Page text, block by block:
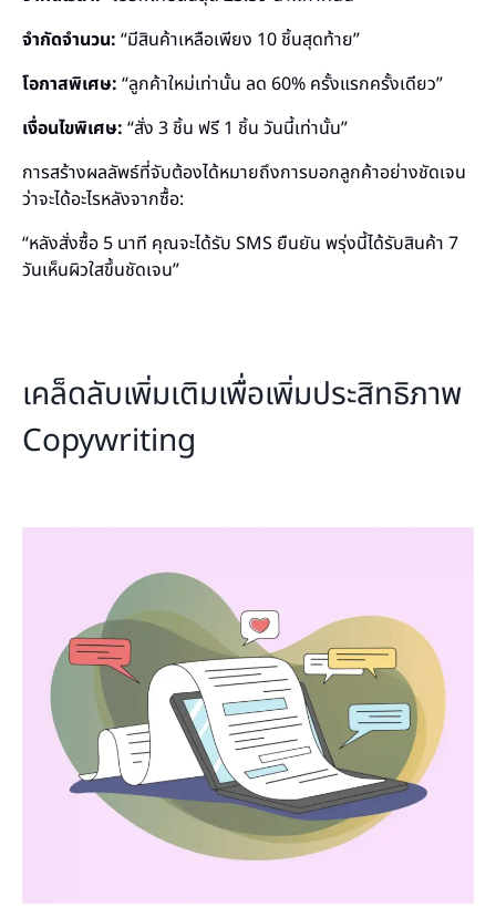
จำกัดจำนวน: “มีสินค้าเหลือเพียง 10 ชิ้นสุดท้าย”
โอกาสพิเศษ: “ลูกค้าใหม่เท่านั้น ลด 60% ครั้งแรกครั้งเดียว”
เงื่อนไขพิเศษ: “สั่ง 3 ชิ้น ฟรี 1 ชิ้น วันนี้เท่านั้น”
การสร้างผลลัพธ์ที่จับต้องได้หมายถึงการบอกลูกค้าอย่างชัดเจน
ว่าจะได้อะไรหลังจากซื้อ:
“หลังสั่งซื้อ 5 นาที คุณจะได้รับ SMS ยืนยัน พรุ่งนี้ได้รับสินค้า 7
วันเห็นผิวใสขึ้นชัดเจน”
เคล็ดลับเพิ่มเติมเพื่อเพิ่มประสิทธิภาพ
Copywriting